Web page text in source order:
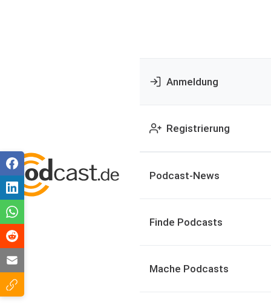
Anmeldung
Registrierung
Podcast-News
Finde Podcasts
Mache Podcasts